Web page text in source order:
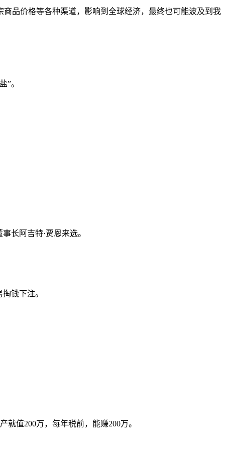
品价格等各种渠道，影响到全球经济，最终也可能波及到我
”。
长阿吉特·贾恩来选。
钱下注。
值200万，每年税前，能赚200万。